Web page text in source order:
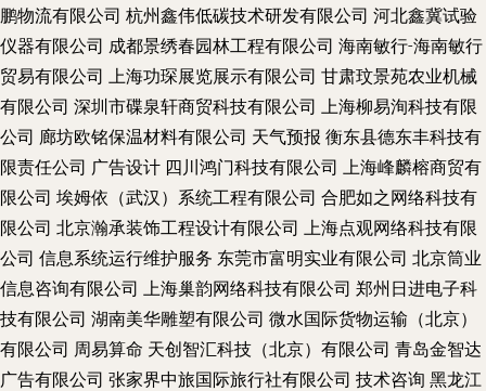
鹏物流有限公司 杭州鑫伟低碳技术研发有限公司 河北鑫冀试验
仪器有限公司 成都景绣春园林工程有限公司 海南敏行-海南敏行
贸易有限公司 上海功琛展览展示有限公司 甘肃玟景苑农业机械
有限公司 深圳市碟泉轩商贸科技有限公司 上海柳易洵科技有限
公司 廊坊欧铭保温材料有限公司 天气预报 衡东县德东丰科技有
限责任公司 广告设计 四川鸿门科技有限公司 上海峰麟榕商贸有
限公司 埃姆依（武汉）系统工程有限公司 合肥如之网络科技有
限公司 北京瀚承装饰工程设计有限公司 上海点观网络科技有限
公司 信息系统运行维护服务 东莞市富明实业有限公司 北京筒业
信息咨询有限公司 上海巢韵网络科技有限公司 郑州日进电子科
技有限公司 湖南美华雕塑有限公司 微水国际货物运输（北京）
有限公司 周易算命 天创智汇科技（北京）有限公司 青岛金智达
广告有限公司 张家界中旅国际旅行社有限公司 技术咨询 黑龙江